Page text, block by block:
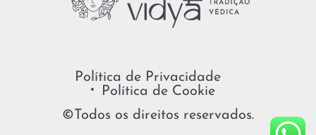
Política de Privacidade
Política de Cookie
©Todos os direitos reservados.